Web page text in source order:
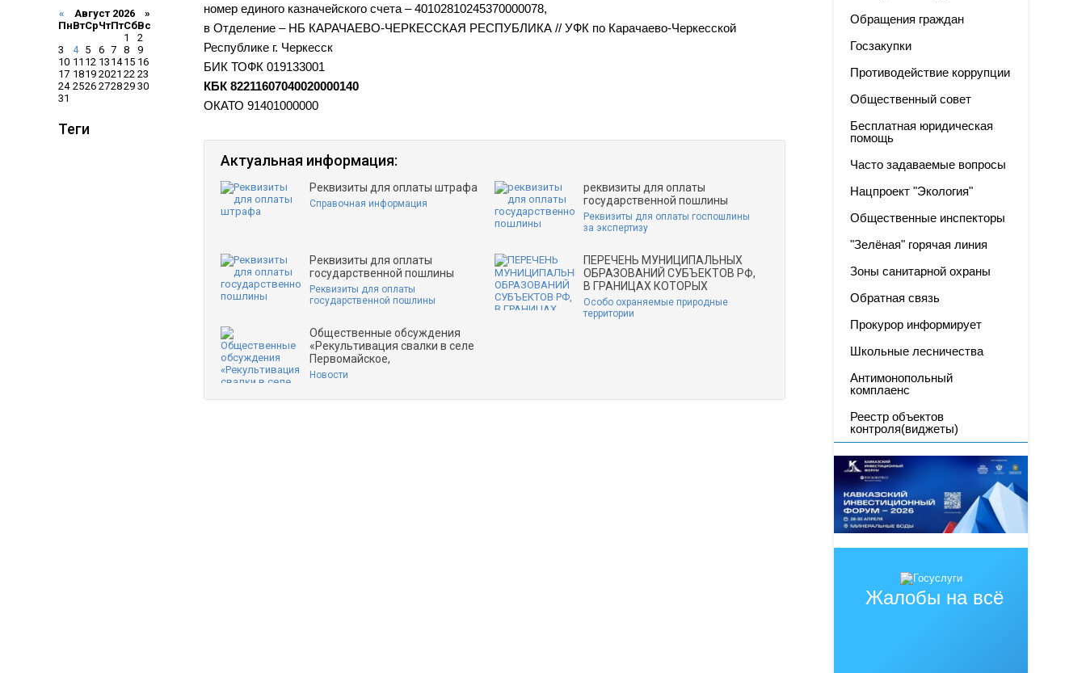
номер единого казначейского счета – 40102810245370000078,
в Отделение – НБ КАРАЧАЕВО-ЧЕРКЕССКАЯ РЕСПУБЛИКА // УФК по Карачаево-Черкесской
Республике г. Черкесск
БИК ТОФК 019133001
КБК 82211607040020000140
ОКАТО 91401000000
Актуальная информация:
Реквизиты для оплаты штрафа
Справочная информация
реквизиты для оплаты
государственной пошлины
Реквизиты для оплаты госпошлины
за экспертизу
Реквизиты для оплаты
государственной пошлины
Реквизиты для оплаты
государственной пошлины
ПЕРЕЧЕНЬ МУНИЦИПАЛЬНЫХ
ОБРАЗОВАНИЙ СУБЪЕКТОВ РФ,
В ГРАНИЦАХ КОТОРЫХ
Особо охраняемые природные
территории
Общественные обсуждения
«Рекультивация свалки в селе
Первомайское,
Новости
« Август 2026 »
ПнВтСрЧтПтСбВс
1
2
3
4 5 6 7 8
9
10 11 12 13 14 15 16
17 1819 2021 22 23
24 2526 272829 30
31
Теги
Обращения граждан
Госзакупки
Противодействие коррупции
Общественный совет
Бесплатная юридическая
помощь
Часто задаваемые вопросы
Нацпроект "Экология"
Общественные инспекторы
"Зелёная" горячая линия
Зоны санитарной охраны
Обратная связь
Прокурор информирует
Школьные лесничества
Антимонопольный
комплаенс
Реестр объектов
контроля(виджеты)
Жалобы на всё